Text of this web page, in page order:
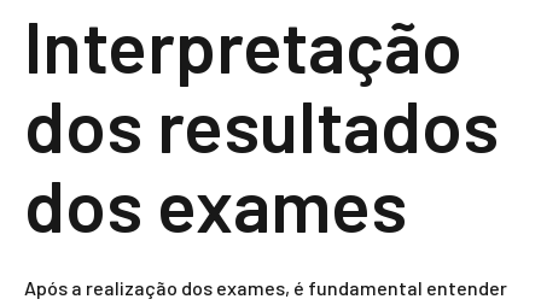
Interpretação
dos resultados
dos exames
Após a realização dos exames, é fundamental entender